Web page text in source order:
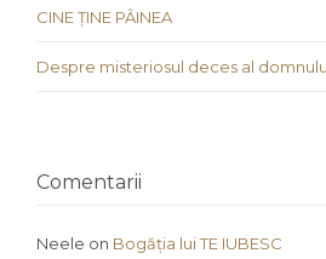
CINE ȚINE PÂINEA
Despre misteriosul deces al
Comentarii
Neele on Bogăția lui TE IUBESC